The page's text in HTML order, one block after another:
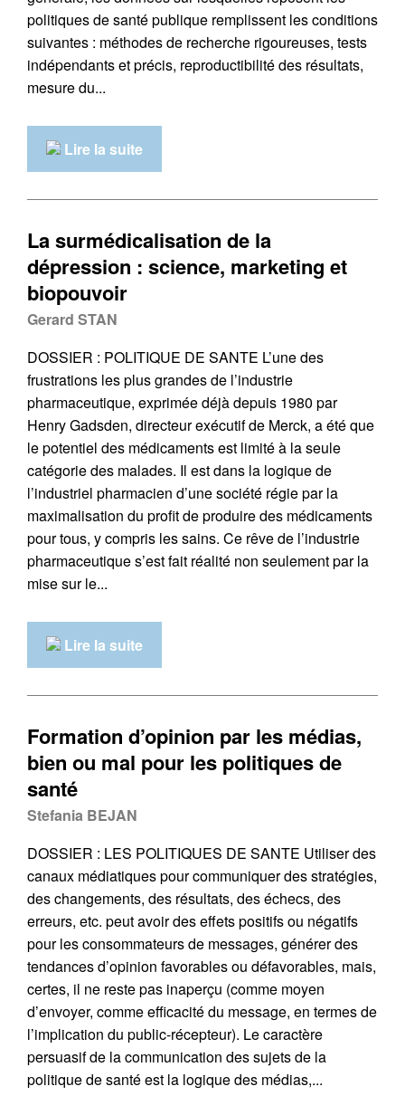
politiques de santé publique remplissent les conditions
suivantes : méthodes de recherche rigoureuses, tests
indépendants et précis, reproductibilité des résultats,
mesure du...
Lire la suite
La surmédicalisation de la
dépression : science, marketing et
biopouvoir
Gerard STAN
DOSSIER : POLITIQUE DE SANTE L’une des
frustrations les plus grandes de l’industrie
pharmaceutique, exprimée déjà depuis 1980 par
Henry Gadsden, directeur exécutif de Merck, a été que
le potentiel des médicaments est limité à la seule
catégorie des malades. Il est dans la logique de
l’industriel pharmacien d’une société régie par la
maximalisation du profit de produire des médicaments
pour tous, y compris les sains. Ce rêve de l’industrie
pharmaceutique s’est fait réalité non seulement par la
mise sur le...
Lire la suite
Formation d’opinion par les médias,
bien ou mal pour les politiques de
santé
Stefania BEJAN
DOSSIER : LES POLITIQUES DE SANTE Utiliser des
canaux médiatiques pour communiquer des stratégies,
des changements, des résultats, des échecs, des
erreurs, etc. peut avoir des effets positifs ou négatifs
pour les consommateurs de messages, générer des
tendances d’opinion favorables ou défavorables, mais,
certes, il ne reste pas inaperçu (comme moyen
d’envoyer, comme efficacité du message, en termes de
l’implication du public-récepteur). Le caractère
persuasif de la communication des sujets de la
politique de santé est la logique des médias,...